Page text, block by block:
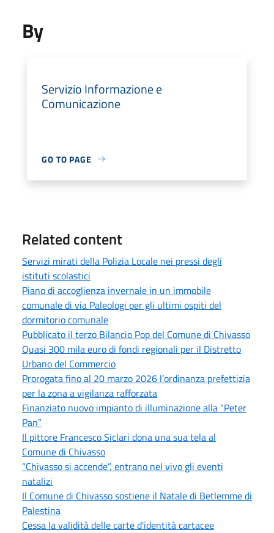
By
Servizio Informazione e
Comunicazione
GO TO PAGE
Related content
Servizi mirati della Polizia Locale nei pressi degli
istituti scolastici
Piano di accoglienza invernale in un immobile
comunale di via Paleologi per gli ultimi ospiti del
dormitorio comunale
Pubblicato il terzo Bilancio Pop del Comune di Chivasso
Quasi 300 mila euro di fondi regionali per il Distretto
Urbano del Commercio
Prorogata fino al 20 marzo 2026 l’ordinanza prefettizia
per la zona a vigilanza rafforzata
Finanziato nuovo impianto di illuminazione alla “Peter
Pan”
Il pittore Francesco Siclari dona una sua tela al
Comune di Chivasso
“Chivasso si accende”, entrano nel vivo gli eventi
natalizi
Il Comune di Chivasso sostiene il Natale di Betlemme di
Palestina
Cessa la validità delle carte d'identità cartacee